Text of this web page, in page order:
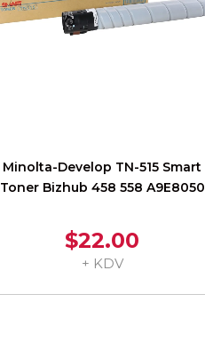
Minolta-Develop TN-515 Smart
Toner Bizhub 458 558 A9E8050
$22.00
+ KDV